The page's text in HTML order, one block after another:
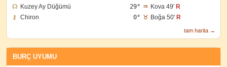
☊ Kuzey Ay Düğümü 29° ♒ Kova 49' R
⚷
Chiron 0° ♉ Boğa 50' R
tam harita →
BURÇ UYUMU